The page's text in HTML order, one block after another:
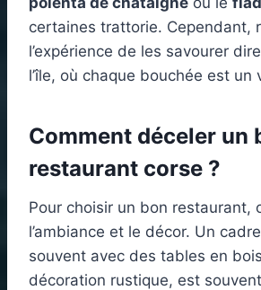
certaines trattorie. Cependant,
l’expérience de les savourer
l’île, où chaque bouchée est un
Comment déceler un
restaurant corse ?
Pour choisir un bon restaurant,
l’ambiance et le décor. Un
souvent avec des tables en
décoration rustique, est